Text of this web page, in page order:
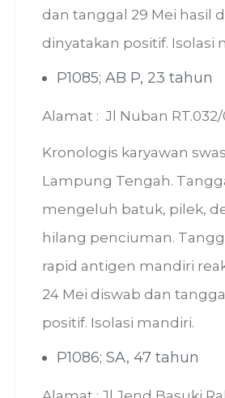
dan tanggal 29 Mei hasil
dinyatakan positif. Isolasi
P1085; AB P, 23 tahun
Alamat : Jl Nuban RT.032/
Kronologis karyawan
Lampung Tengah.
mengeluh batuk, pilek,
hilang penciuman.
rapid antigen mandiri
24 Mei diswab dan
positif. Isolasi mandiri.
P1086; SA, 47 tahun